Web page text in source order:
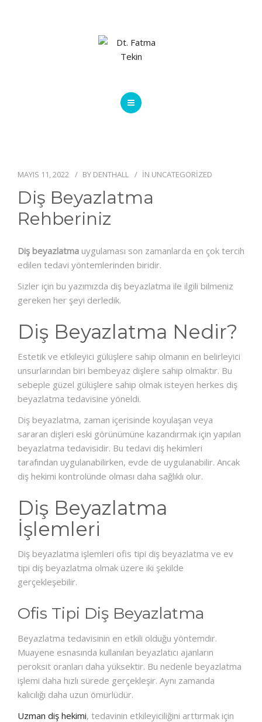
TEDAVILER
TEDAVI ÜCRETLERI
İLETIŞIM
DENTHAL CLINIC
MAYIS 11, 2022 BY DENTHALL IN UNCATEGORIZED
Diş Beyazlatma
Rehberiniz
Diş beyazlatma uygulaması son zamanlarda en çok tercih
edilen tedavi yöntemlerinden biridir.
Sizler için bu yazımızda diş beyazlatma ile ilgili bilmeniz
gereken her şeyi derledik.
Diş Beyazlatma Nedir?
Estetik ve etkileyici gülüşlere sahip olmanın en belirleyici
unsurlarından biri bembeyaz dişlere sahip olmaktır. Bu
sebeple güzel gülüşlere sahip olmak isteyen herkes diş
beyazlatma tedavisine yöneldi.
Diş beyazlatma, zaman içerisinde koyulaşan veya
sararan dişleri eski görünümüne kazandırmak için yapılan
beyazlatma tedavisidir. Bu tedavi diş hekimleri
tarafından uygulanabilirken, evde de uygulanabilir. Ancak
diş hekimi kontrolünde olması daha sağlıklı olur.
Diş Beyazlatma
İşlemleri
Diş beyazlatma işlemleri ofis tipi diş beyazlatma ve ev
tipi diş beyazlatma olmak üzere iki şekilde
gerçekleşebilir.
Ofis Tipi Diş Beyazlatma
Beyazlatma tedavisinin en etkili olduğu yöntemdir.
Muayene esnasında kullanılan beyazlatıcı ajanların
peroksit oranları daha yüksektir. Bu nedenle beyazlatma
işlemi daha hızlı sürede gerçekleşir. Aynı zamanda
kalıcılığı daha uzun ömürlüdür.
Uzman diş hekimi, tedavinin etkileyiciliğini arttırmak için